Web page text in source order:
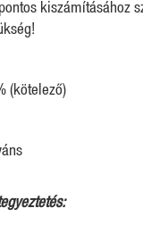
kiszámításához
(kötelező)